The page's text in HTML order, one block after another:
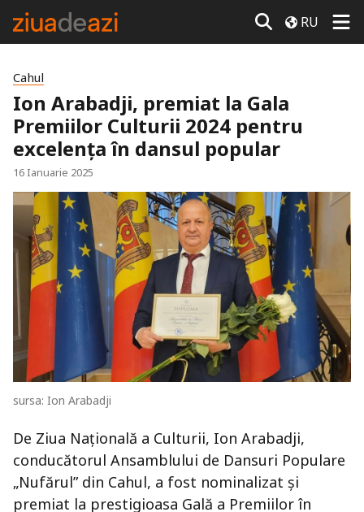
RU
Cahul
Ion Arabadji, premiat la Gala
Premiilor Culturii 2024 pentru
excelența în dansul popular
16 Ianuarie 2025
sursa: Ion Arabadji
De Ziua Națională a Culturii, Ion Arabadji,
conducătorul Ansamblului de Dansuri Populare
„Nufărul” din Cahul, a fost nominalizat și
premiat la prestigioasa Gală a Premiilor în